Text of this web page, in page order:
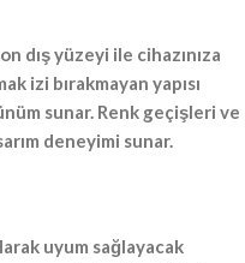
dış yüzeyi ile cihazınıza
izi bırakmayan yapısı
sunar. Renk geçişleri ve
deneyimi sunar.
uyum sağlayacak